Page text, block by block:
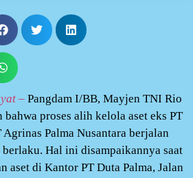
– Pangdam I/BB, Mayjen TNI Rio
bahwa proses alih kelola aset eks PT
Agrinas Palma Nusantara berjalan
Hal ini disampaikannya saat
aset di Kantor PT Duta Palma, Jalan